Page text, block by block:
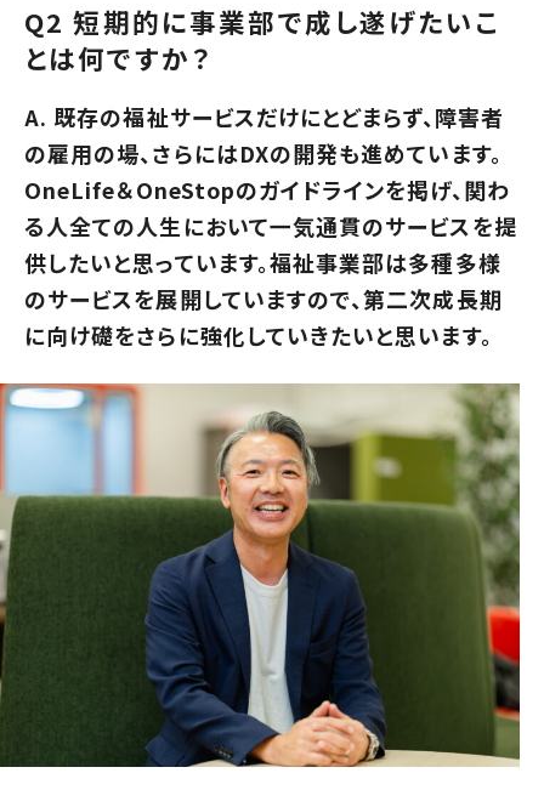
Q2 短期的に事業部で成し遂げたいこ
とは何ですか？
A. 既存の福祉サービスだけにとどまらず、障害者
の雇用の場、さらにはDXの開発も進めています。
OneLife＆OneStopのガイドラインを掲げ、関わ
る人全ての人生において一気通貫のサービスを提
供したいと思っています。福祉事業部は多種多様
のサービスを展開していますので、第二次成長期
に向け礎をさらに強化していきたいと思います。